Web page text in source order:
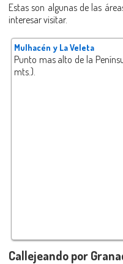
Estas son algunas de las
interesar visitar.
Mulhacén y La Veleta
Punto mas alto de la
mts.).
Callejeando por